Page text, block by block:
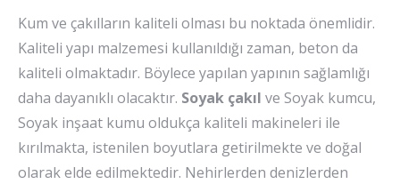
Kum ve çakılların kaliteli olması bu noktada önemlidir.
Kaliteli yapı malzemesi kullanıldığı zaman, beton da
kaliteli olmaktadır. Böylece yapılan yapının sağlamlığı
daha dayanıklı olacaktır. Soyak çakıl ve Soyak kumcu,
Soyak inşaat kumu oldukça kaliteli makineleri ile
kırılmakta, istenilen boyutlara getirilmekte ve doğal
olarak elde edilmektedir. Nehirlerden denizlerden